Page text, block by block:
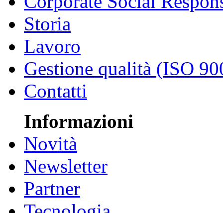
Storia
Lavoro
Gestione qualità (ISO
Contatti
Informazioni
Novità
Newsletter
Partner